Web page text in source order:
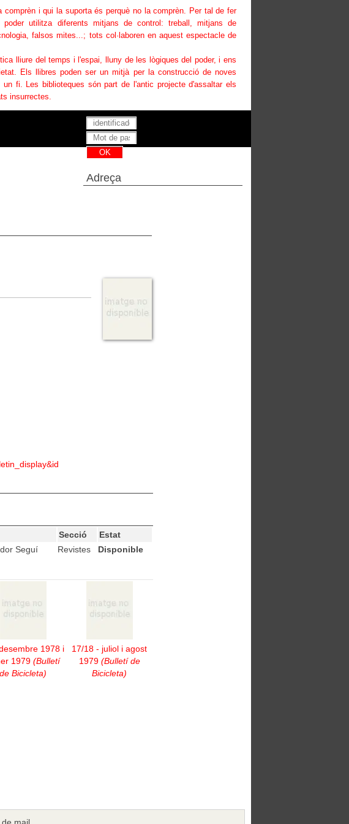
Secció
Estat
Seguí Revistes Disponible
1978 i
1979 (Bulletí
de Bicicleta)
17/18 - juliol i agost
1979(Bulletí de
Bicicleta)
comprèn i qui la suporta és perquè no la comprèn. Per tal de fer
poder utilitza diferents mitjans de control: treball, mitjans de
falsos mites...; tots col·laboren en aquest espectacle de
lliure del temps i l'espai, lluny de les lògiques del poder, i ens
Els llibres poden ser un mitjà per la construcció de noves
un fi. Les biblioteques són part de l'antic projecte d'assaltar els
insurrectes.
Adreça